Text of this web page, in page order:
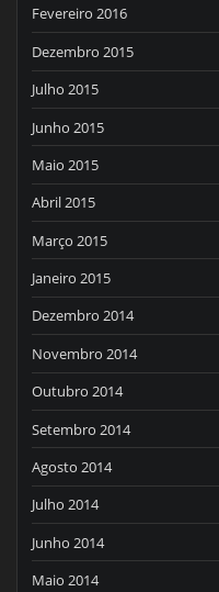
Fevereiro 2016
Dezembro 2015
Julho 2015
Junho 2015
Maio 2015
Abril 2015
Março 2015
Janeiro 2015
Dezembro 2014
Novembro 2014
Outubro 2014
Setembro 2014
Agosto 2014
Julho 2014
Junho 2014
Maio 2014